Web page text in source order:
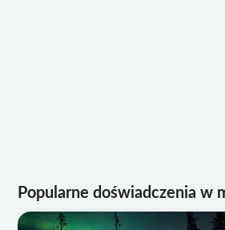
Popularne doświadczenia w